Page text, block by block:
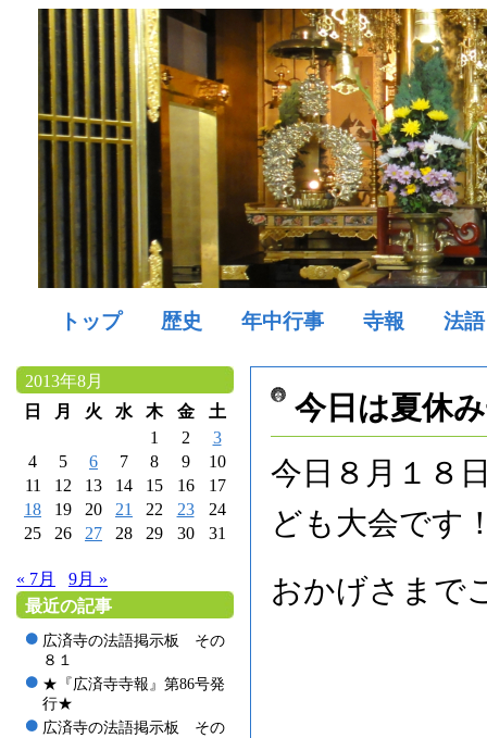
トップ 歴史 年中行事 寺報 法語
2013年8月
日
月 火 水 木 金
土
1
2
3
4
5 6 7 8 9
10
11
12 13 14 15 16
17
18
19 20 21 22 23
24
25
26 27 28 29 30 31
« 7月
9月 »
最近の記事
広済寺の法語掲示板 その
８１
★『広済寺寺報』第86号発
行★
広済寺の法語掲示板 その
今日は夏休
今日８月１８
ども大会です
おかげさまで